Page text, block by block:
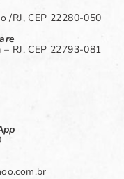
/RJ, CEP 22280-050
RJ, CEP 22793-081